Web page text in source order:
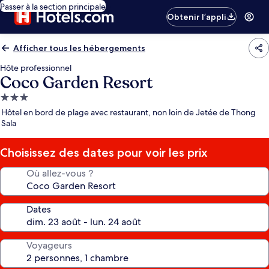
Passer à la section principale
Obtenir l’appli
Afficher tous les hébergements
Hôte professionnel
Coco Garden Resort
Hébergement
3.0 étoiles
Hôtel en bord de plage avec restaurant, non loin de Jetée de Thong
Sala
Choisissez des dates pour voir les prix
Où allez-vous ?
Dates
Voyageurs